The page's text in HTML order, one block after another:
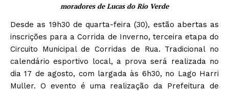
moradores de Lucas do Rio Verde
Desde as 19h30 de quarta-feira (30), estão abertas as
inscrições para a Corrida de Inverno, terceira etapa do
Circuito Municipal de Corridas de Rua. Tradicional no
calendário esportivo local, a prova será realizada no
dia 17 de agosto, com largada às 6h30, no Lago Harri
Muller. O evento é uma realização da Prefeitura de